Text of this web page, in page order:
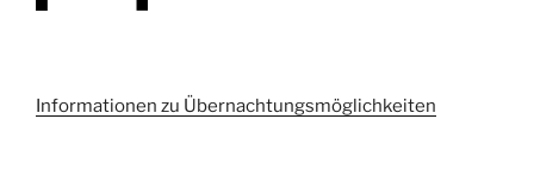
Informationen zu Übernachtungsmöglichkeiten